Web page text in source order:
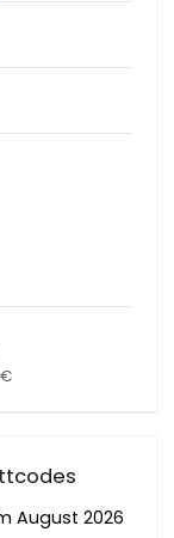
August 2026